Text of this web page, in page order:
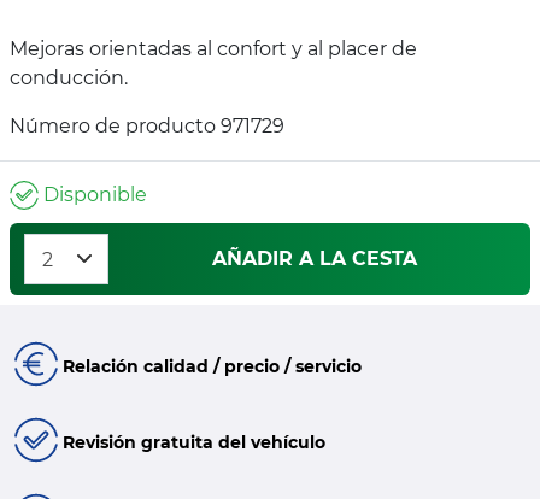
Mejoras orientadas al confort y al placer de
conducción.
Número de producto 971729
Disponible
AÑADIR A LA CESTA
Relación calidad / precio / servicio
Revisión gratuita del vehículo